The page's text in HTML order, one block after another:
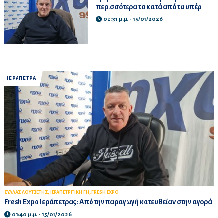
περισσότερα τα κατά από τα υπέρ
02:31 μ.μ. - 15/01/2026
ΙΕΡΑΠΕΤΡΑ
ΣΥΛΛΑΣ ΛΟΥΤΣΕΤΗΣ, ΙΕΡΑΠΕΤΡΙΤΙΚΗ ΓΗ , FRESH EXPO
Fresh Expo Ιεράπετρας: Από την παραγωγή κατευθείαν στην αγορά
01:40 μ.μ. - 15/01/2026